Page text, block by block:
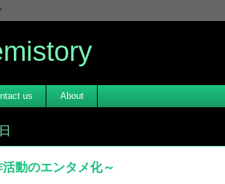
us About
動のエンタメ化～